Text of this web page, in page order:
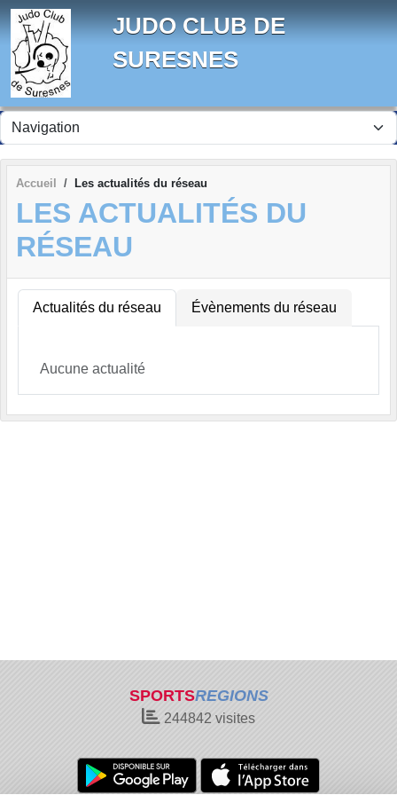
JUDO CLUB DE
SURESNES
Accueil Les actualités du réseau
LES ACTUALITÉS DU
RÉSEAU
Actualités du réseau Évènements du réseau
Aucune actualité
SPORTSREGIONS
244842 visites
Panneau de gestion des cookies